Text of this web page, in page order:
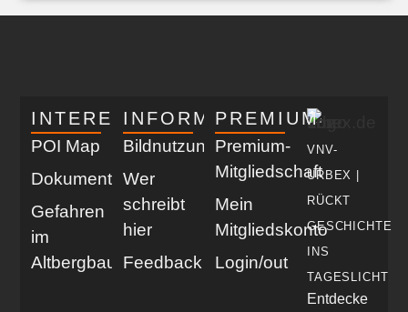
VNV-
URBEX |
RÜCKT
GESCHICHTE
INS
TAGESLICHT
Entdecke
INTERESSANT
POI Map
Dokumentationen
Gefahren
im
Altbergbau
INFORMATIV
Bildnutzung
Wer
schreibt
hier
Feedback
PREMIUM
Premium-
Mitgliedschaft
Mein
Mitgliedskonto
Login/out